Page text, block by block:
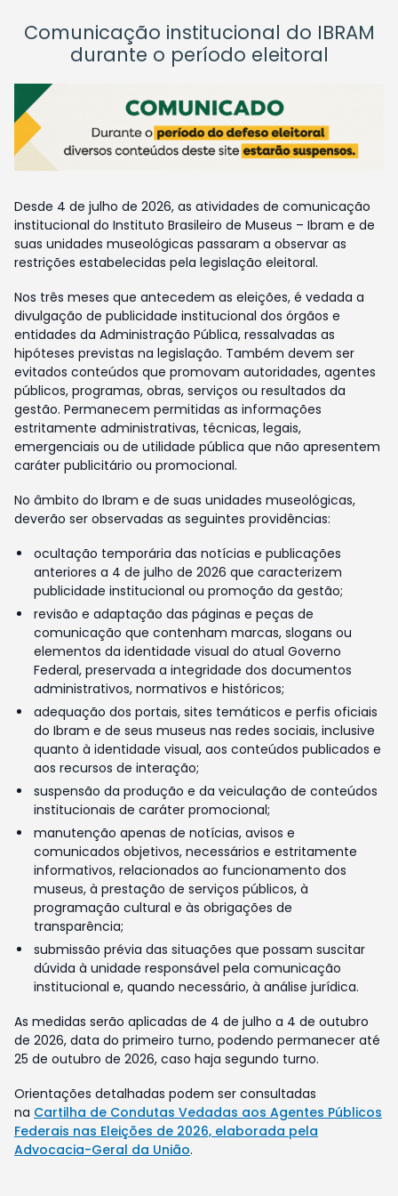
Comunicação institucional do IBRAM
durante o período eleitoral
Desde 4 de julho de 2026, as atividades de comunicação
institucional do Instituto Brasileiro de Museus – Ibram e de
suas unidades museológicas passaram a observar as
restrições estabelecidas pela legislação eleitoral.
Nos três meses que antecedem as eleições, é vedada a
divulgação de publicidade institucional dos órgãos e
entidades da Administração Pública, ressalvadas as
hipóteses previstas na legislação. Também devem ser
evitados conteúdos que promovam autoridades, agentes
públicos, programas, obras, serviços ou resultados da
gestão. Permanecem permitidas as informações
estritamente administrativas, técnicas, legais,
emergenciais ou de utilidade pública que não apresentem
caráter publicitário ou promocional.
No âmbito do Ibram e de suas unidades museológicas,
deverão ser observadas as seguintes providências:
ocultação temporária das notícias e publicações
anteriores a 4 de julho de 2026 que caracterizem
publicidade institucional ou promoção da gestão;
revisão e adaptação das páginas e peças de
comunicação que contenham marcas, slogans ou
elementos da identidade visual do atual Governo
Federal, preservada a integridade dos documentos
administrativos, normativos e históricos;
adequação dos portais, sites temáticos e perfis oficiais
do Ibram e de seus museus nas redes sociais, inclusive
quanto à identidade visual, aos conteúdos publicados e
aos recursos de interação;
suspensão da produção e da veiculação de conteúdos
institucionais de caráter promocional;
manutenção apenas de notícias, avisos e
comunicados objetivos, necessários e estritamente
informativos, relacionados ao funcionamento dos
museus, à prestação de serviços públicos, à
programação cultural e às obrigações de
transparência;
submissão prévia das situações que possam suscitar
dúvida à unidade responsável pela comunicação
institucional e, quando necessário, à análise jurídica.
As medidas serão aplicadas de 4 de julho a 4 de outubro
de 2026, data do primeiro turno, podendo permanecer até
25 de outubro de 2026, caso haja segundo turno.
Orientações detalhadas podem ser consultadas
na Cartilha de Condutas Vedadas aos Agentes Públicos
Federais nas Eleições de 2026, elaborada pela
Advocacia-Geral da União.